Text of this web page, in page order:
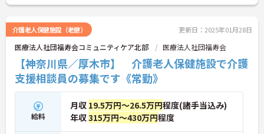
介護老人保健施設（老健） 更新日：2025年01月28日
医療法人社団福寿会コミュニティケア北部 医療法人社団福寿会
【神奈川県／厚木市】 介護老人保健施設で介護
支援相談員の募集です《常勤》
給料
月収 19.5万円～26.5万円程度(諸手当込み)
年収315万円～430万円程度